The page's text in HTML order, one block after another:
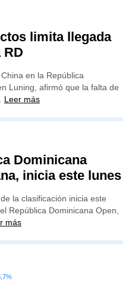
limita llegada
en la República
Luning, afirmó que la falta de
Leer más
Dominicana
inicia este lunes
la clasificación inicia este
República Dominicana Open,
más